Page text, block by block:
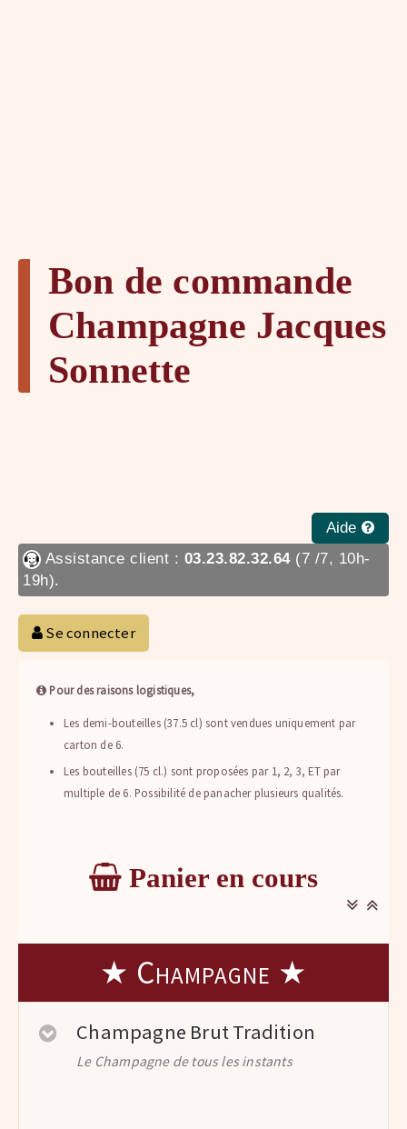
Bon de commande
Champagne Jacques
Sonnette
Aide
Assistance client : 03.23.82.32.64(7 /7, 10h-
19h).
Se connecter
Pour des raisons logistiques,
Les demi-bouteilles (37.5 cl) sont vendues uniquement par
carton de 6.
Les bouteilles (75 cl.) sont proposées par 1, 2, 3, ET par
multiple de 6. Possibilité de panacher plusieurs qualités.
Panier en cours
★ Champagne ★
Champagne Brut Tradition
Le Champagne de tous les instants